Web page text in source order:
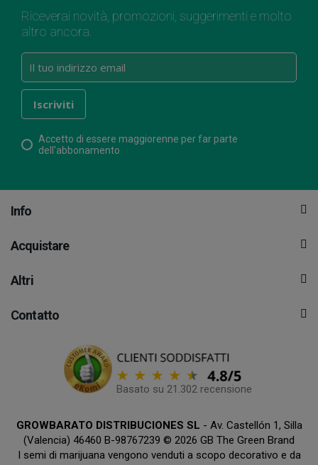
Riceverai novità, promozioni, suggerimenti e molto
altro ancora.
Accetto di essere maggiorenne per far parte
dell'abbonamento
Info
Acquistare
Altri
Contatto
Basato su 21.302 recensione
GROWBARATO DISTRIBUCIONES SL - Av. Castellón 1, Silla
(Valencia) 46460 B-98767239 © 2026 GB The Green Brand
I semi di marijuana vengono venduti a scopo decorativo e da